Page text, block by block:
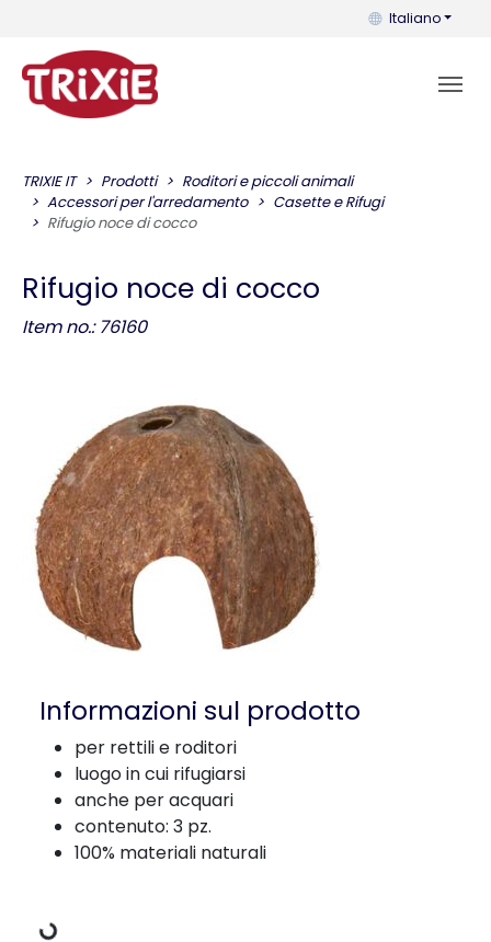
Puoi cambiare
Italiano
TRIXIE IT Prodotti
Roditori e piccoli animali
Accessori per l'arredamento
Casette e Rifugi
Rifugio noce di cocco
Rifugio noce di cocco
Item no.: 76160
Informazioni sul prodotto
per rettili e roditori
luogo in cui rifugiarsi
anche per acquari
contenuto: 3 pz.
100% materiali naturali
Dati di carico